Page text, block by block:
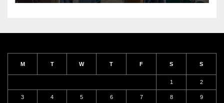
M T W T F S S
1 2
3 4 5 6 7 8 9